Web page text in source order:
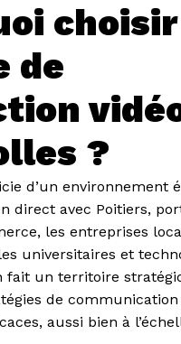
de
?
d’un environnement
direct avec Poitiers,
les entreprises
universitaires et
fait un territoire
de communication
aussi bien à